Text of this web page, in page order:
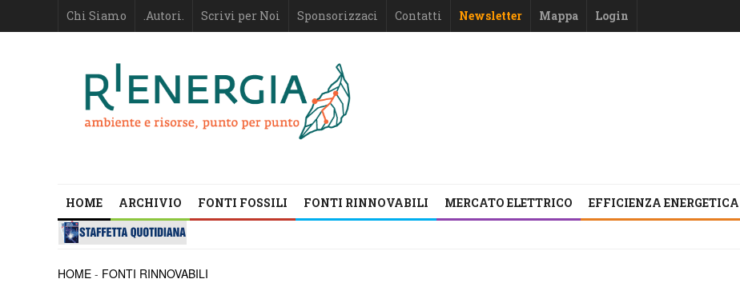
Chi Siamo .Autori. Scrivi per Noi Sponsorizzaci Contatti Newsletter Mappa Login
HOME ARCHIVIO FONTI FOSSILI FONTI RINNOVABILI MERCATO ELETTRICO EFFICIENZA ENERGETICA
HOME - FONTI RINNOVABILI